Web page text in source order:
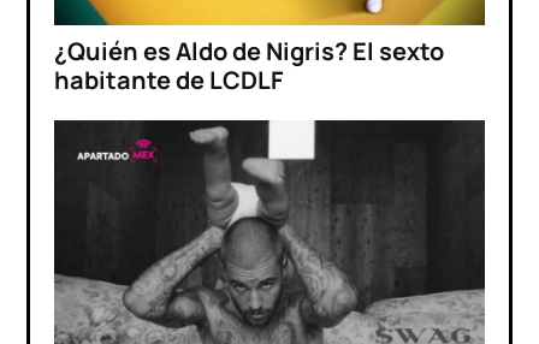
¿Quién es Aldo de Nigris? El sexto
habitante de LCDLF